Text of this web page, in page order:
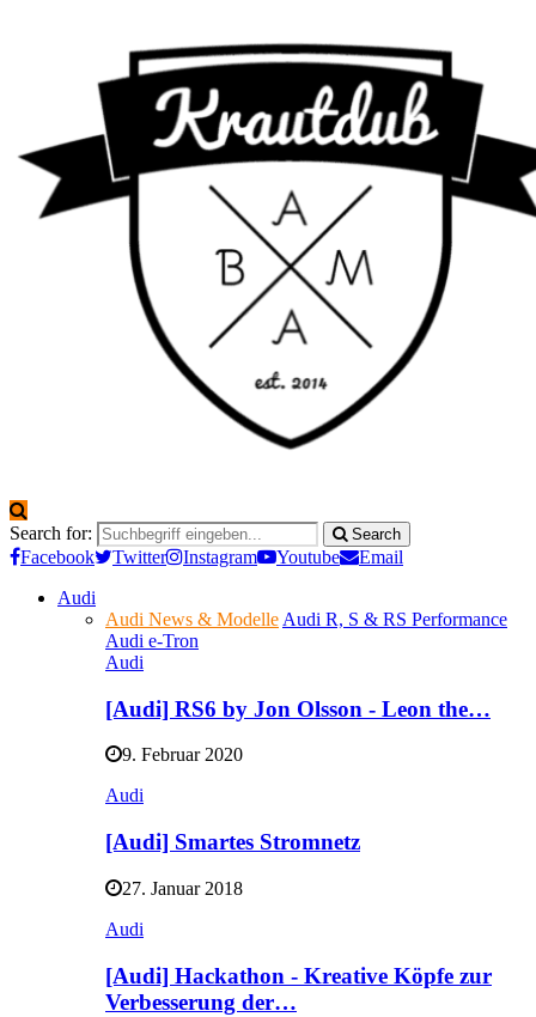
Search for: Search
Facebook Twitter Instagram Youtube
Email
Audi
Audi News & Modelle Audi R, S & RS Performance
Audi e-Tron
Audi
[Audi] RS6 by Jon Olsson - Leon the…
9. Februar 2020
Audi
[Audi] Smartes Stromnetz
27. Januar 2018
Audi
[Audi] Hackathon - Kreative Köpfe zur
Verbesserung der…